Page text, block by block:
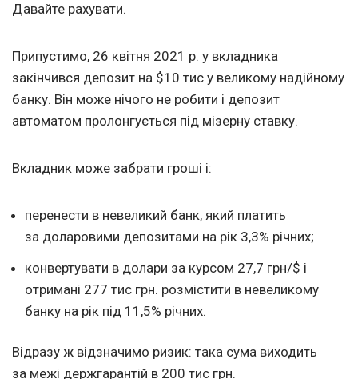
Давайте рахувати.
Припустимо, 26 квітня 2021 р. у вкладника
закінчився депозит на $10 тис у великому надійному
банку. Він може нічого не робити і депозит
автоматом пролонгується під мізерну ставку.
Вкладник може забрати гроші і:
перенести в невеликий банк, який платить
за доларовими депозитами на рік 3,3% річних;
конвертувати в долари за курсом 27,7 грн/$ і
отримані 277 тис грн. розмістити в невеликому
банку на рік під 11,5% річних.
Відразу ж відзначимо ризик: така сума виходить
за межі держгарантій в 200 тис грн.